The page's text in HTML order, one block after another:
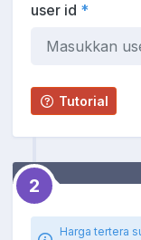
user id *
Tutorial
2
Harga tertera